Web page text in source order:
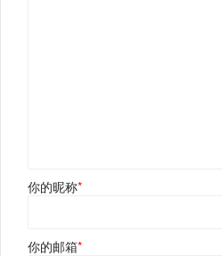
你的昵称*
你的邮箱*